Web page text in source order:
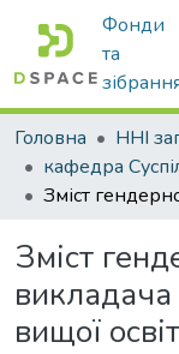
Фонди
та
Головна
Зміст
вищої